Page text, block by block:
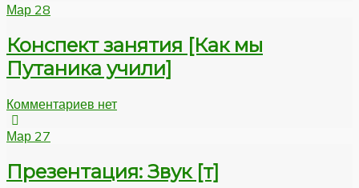
Мар 28
Конспект занятия [Как мы
Путаника учили]
Комментариев нет
Мар 27
Презентация: Звук [т]